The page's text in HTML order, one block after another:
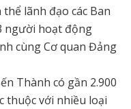
lãnh đạo các Ban
người hoạt động
cùng Cơ quan Đảng
Thành có gần 2.900
thuộc với nhiều loại